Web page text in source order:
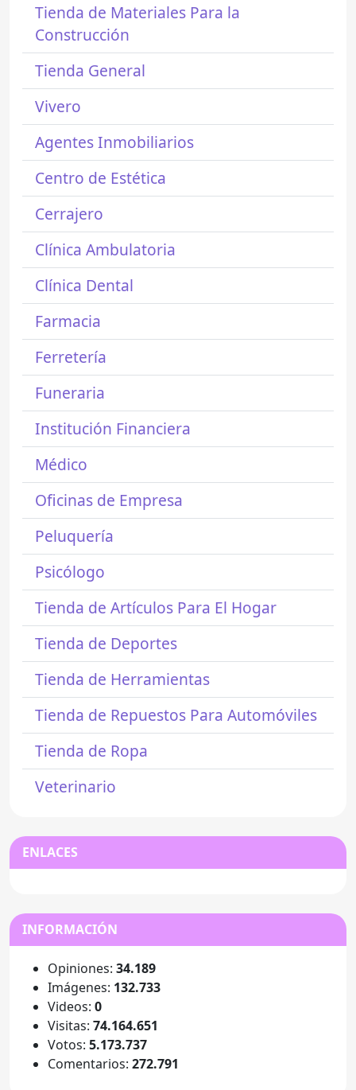
Tienda de Materiales Para la
Construcción
Tienda General
Vivero
Agentes Inmobiliarios
Centro de Estética
Cerrajero
Clínica Ambulatoria
Clínica Dental
Farmacia
Ferretería
Funeraria
Institución Financiera
Médico
Oficinas de Empresa
Peluquería
Psicólogo
Tienda de Artículos Para El Hogar
Tienda de Deportes
Tienda de Herramientas
Tienda de Repuestos Para Automóviles
Tienda de Ropa
Veterinario
ENLACES
INFORMACIÓN
Opiniones: 34.189
Imágenes: 132.733
Videos: 0
Visitas: 74.164.651
Votos: 5.173.737
Comentarios: 272.791